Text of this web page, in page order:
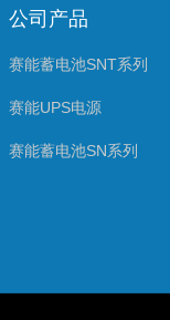
公司产品
赛能蓄电池SNT系列
赛能UPS电源
赛能蓄电池SN系列